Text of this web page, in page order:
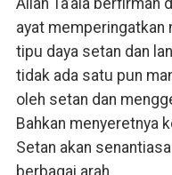
ayat memperingatkan
tipu daya setan dan
tidak ada satu pun
oleh setan dan
Bahkan menyeretnya
Setan akan
berbagai arah.